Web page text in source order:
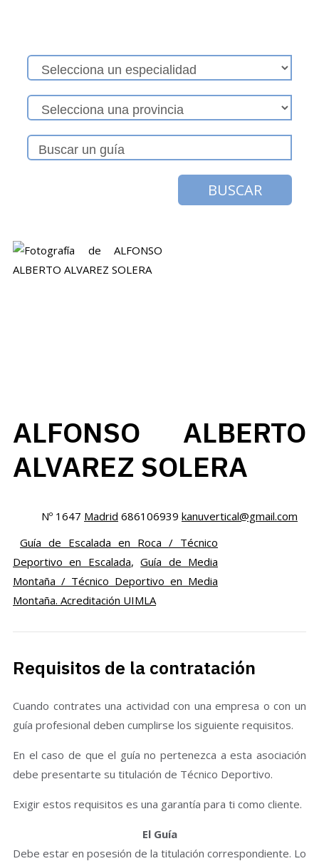
BUSCAR
ALFONSO ALBERTO
ALVAREZ SOLERA
Nº 1647 Madrid 686106939 kanuvertical@gmail.com
Guía de Escalada en Roca / Técnico
Deportivo en Escalada,Guía de Media
Montaña / Técnico Deportivo en Media
Montaña. Acreditación UIMLA
Requisitos de la contratación
Cuando contrates una actividad con una empresa o con un
guía profesional deben cumplirse los siguiente requisitos.
En el caso de que el guía no pertenezca a esta asociación
debe presentarte su titulación de Técnico Deportivo.
Exigir estos requisitos es una garantía para ti como cliente.
El Guía
Debe estar en posesión de la titulación correspondiente. Lo